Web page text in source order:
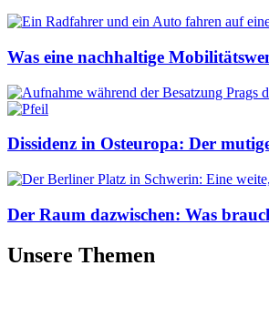
Was eine nachhaltige
Dissidenz in Osteuropa: Der
Der Raum dazwischen: Was
Unsere Themen